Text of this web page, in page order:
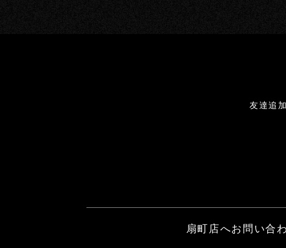
友達追
扇町店へお問い合